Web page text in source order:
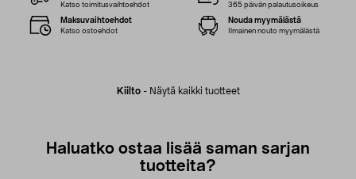
Kiilto- Näytä kaikki tuotteet
Katso toimitusvaihtoehdot 365 päivän palautusoikeus
Maksuvaihtoehdot
Katso ostoehdot
Nouda myymälästä
Ilmainen nouto myymälästä
Haluatko ostaa lisää saman sarjan
tuotteita?